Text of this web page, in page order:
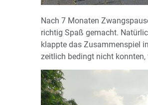
Nach 7 Monaten
richtig Spaß gemacht.
klappte das Zusammenspiel
zeitlich bedingt nicht konnten,